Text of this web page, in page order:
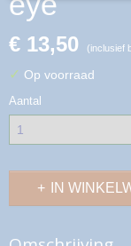
€ 13,50 (inclusief
✓ Op voorraad
Aantal
IN